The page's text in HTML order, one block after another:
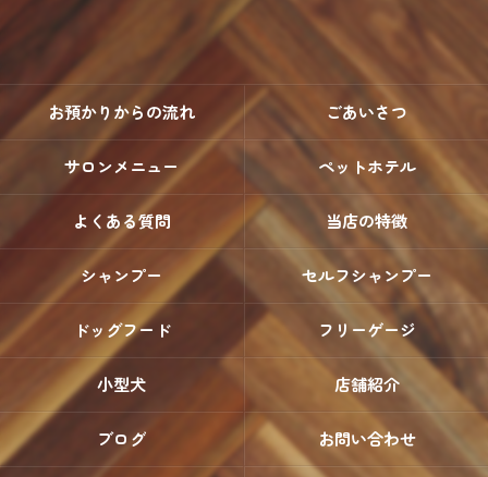
お預かりからの流れ ごあいさつ
サロンメニュー ペットホテル
よくある質問 当店の特徴
シャンプー セルフシャンプー
ドッグフード フリーゲージ
小型犬 店舗紹介
ブログ お問い合わせ